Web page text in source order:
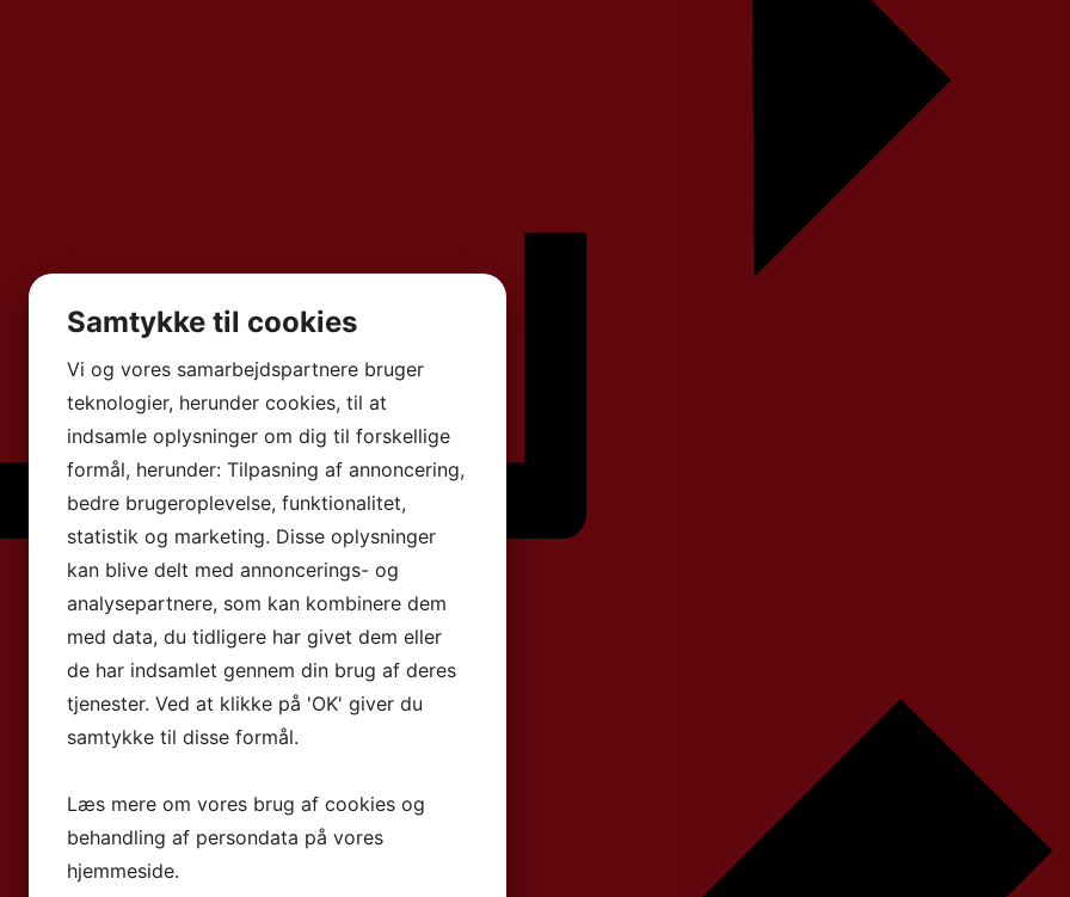
Samtykke til cookies
Vi og vores samarbejdspartnere bruger
teknologier, herunder cookies, til at
indsamle oplysninger om dig til forskellige
formål, herunder: Tilpasning af annoncering,
bedre brugeroplevelse, funktionalitet,
statistik og marketing. Disse oplysninger
kan blive delt med annoncerings- og
analysepartnere, som kan kombinere dem
med data, du tidligere har givet dem eller
de har indsamlet gennem din brug af deres
tjenester. Ved at klikke på 'OK' giver du
samtykke til disse formål.
Læs mere om vores brug af cookies og
behandling af persondata på vores
hjemmeside.